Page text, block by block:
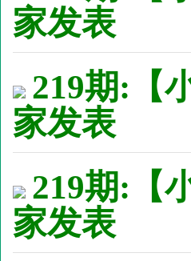
家发表
219期:【
家发表
219期:【
家发表